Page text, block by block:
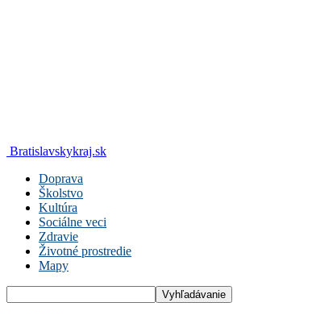
Bratislavskykraj.sk
Doprava
Školstvo
Kultúra
Sociálne veci
Zdravie
Životné prostredie
Mapy